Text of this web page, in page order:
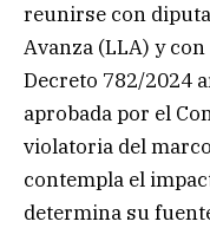
reunirse con
Avanza (LLA) y
Decreto 782/2024
aprobada por el
violatoria del
contempla el
determina su